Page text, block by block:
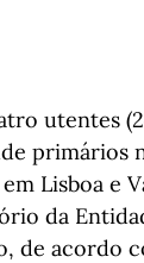
utentes
primários
Lisboa e
da
de acordo